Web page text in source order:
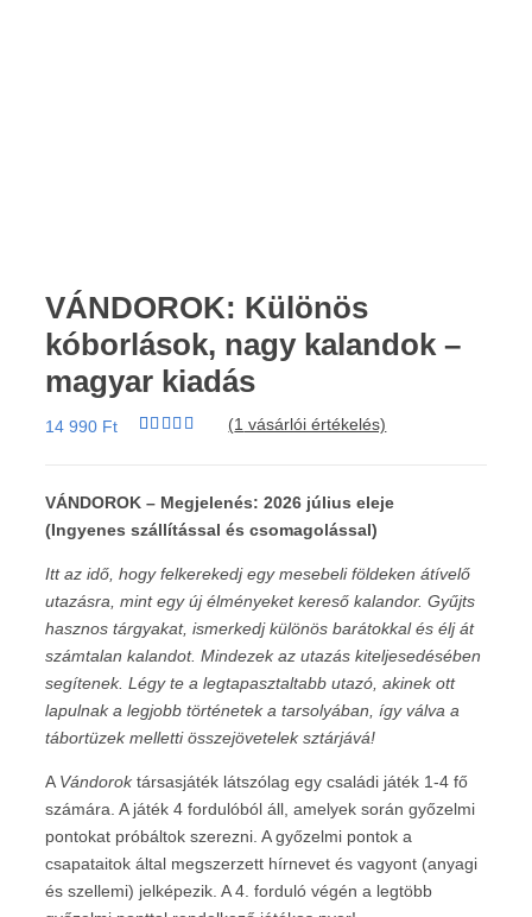
VÁNDOROK: Különös
kóborlások, nagy kalandok –
magyar kiadás
14 990 Ft
értékelés
alapján
(1 vásárlói értékelés)
VÁNDOROK – Megjelenés: 2026 július eleje
(Ingyenes szállítással és csomagolással)
Itt az idő, hogy felkerekedj egy mesebeli földeken átívelő
utazásra, mint egy új élményeket kereső kalandor. Gyűjts
hasznos tárgyakat, ismerkedj különös barátokkal és élj át
számtalan kalandot. Mindezek az utazás kiteljesedésében
segítenek. Légy te a legtapasztaltabb utazó, akinek ott
lapulnak a legjobb történetek a tarsolyában, így válva a
tábortüzek melletti összejövetelek sztárjává!
A Vándoroktársasjáték látszólag egy családi játék 1-4 fő
számára. A játék 4 fordulóból áll, amelyek során győzelmi
pontokat próbáltok szerezni. A győzelmi pontok a
csapataitok által megszerzett hírnevet és vagyont (anyagi
és szellemi) jelképezik. A 4. forduló végén a legtöbb